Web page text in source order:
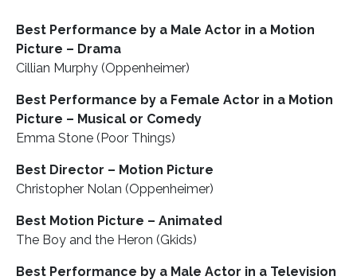
Best Performance by a Male Actor in a Motion
Picture – Drama
Cillian Murphy (Oppenheimer)
Best Performance by a Female Actor in a Motion
Picture – Musical or Comedy
Emma Stone (Poor Things)
Best Director – Motion Picture
Christopher Nolan (Oppenheimer)
Best Motion Picture – Animated
The Boy and the Heron (Gkids)
Best Performance by a Male Actor in a Television